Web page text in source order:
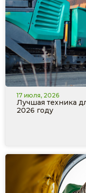
17 июля, 2026
Лучшая техника
2026 году